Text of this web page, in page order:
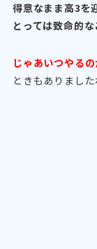
得意なまま高3を
とっては致命的な
じゃあいつやるの
ときもありまし